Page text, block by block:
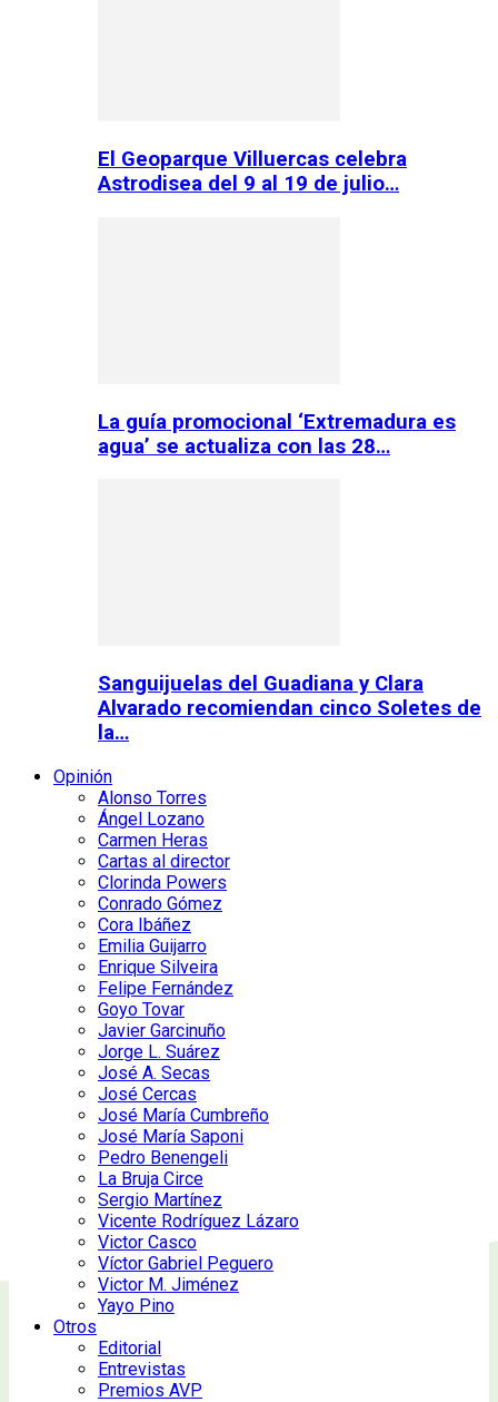
El Geoparque Villuercas celebra
Astrodisea del 9 al 19 de julio…
La guía promocional ‘Extremadura es
agua’ se actualiza con las 28…
Sanguijuelas del Guadiana y Clara
Alvarado recomiendan cinco Soletes de
la…
Opinión
Alonso Torres
Ángel Lozano
Carmen Heras
Cartas al director
Clorinda Powers
Conrado Gómez
Cora Ibáñez
Emilia Guijarro
Enrique Silveira
Felipe Fernández
Goyo Tovar
Javier Garcinuño
Jorge L. Suárez
José A. Secas
José Cercas
José María Cumbreño
José María Saponi
Pedro Benengeli
La Bruja Circe
Sergio Martínez
Vicente Rodríguez Lázaro
Victor Casco
Víctor Gabriel Peguero
Victor M. Jiménez
Yayo Pino
Otros
Editorial
Entrevistas
Premios AVP